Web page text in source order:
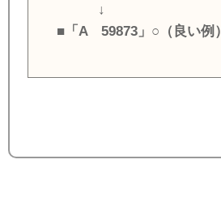
↓
■「A 59873」○（良い例）